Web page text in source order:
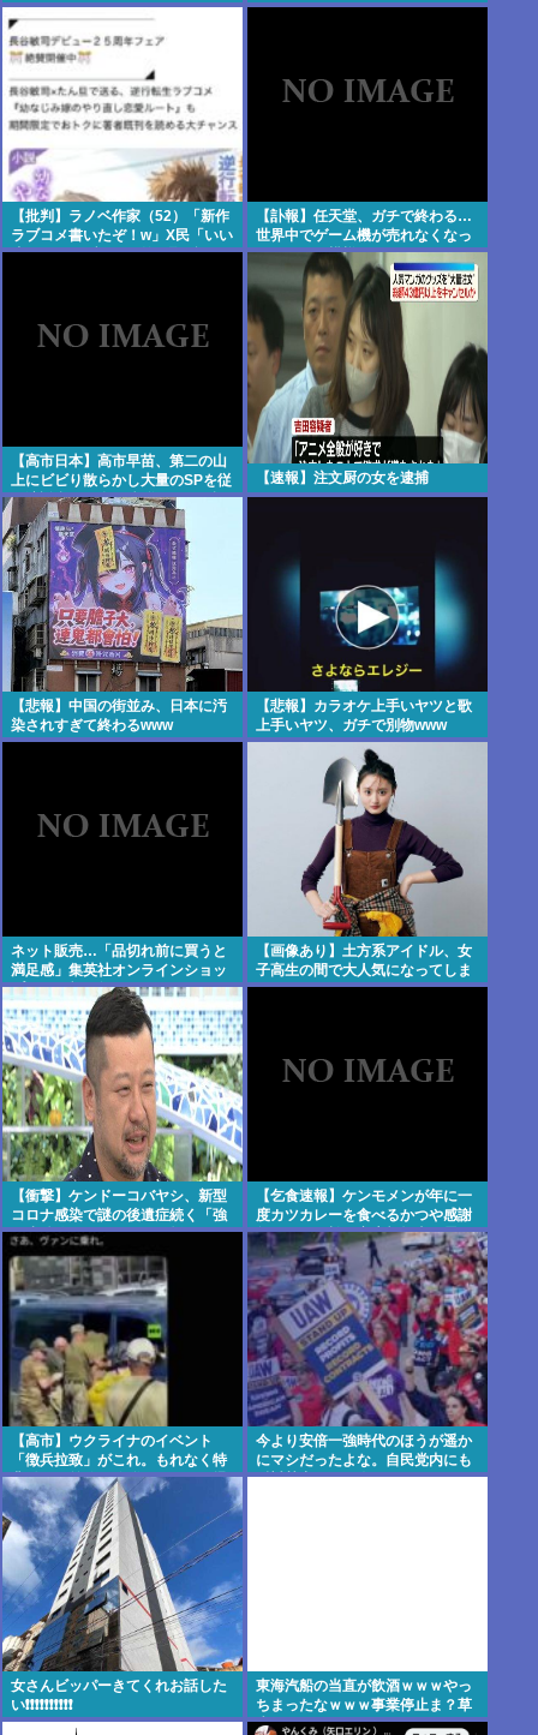
【批判】ラノベ作家（52）「新作
ラブコメ書いたぞ！w」X民「いい
歳こいてラブコメ（笑）恥ずかし
【訃報】任天堂、ガチで終わる…
世界中でゲーム機が売れなくなっ
てしまった模様
【高市日本】高市早苗、第二の山
上にビビり散らかし大量のSPを従
え演説台にも全面防弾ガラスを設
置
【速報】注文厨の女を逮捕
【悲報】中国の街並み、日本に汚
染されすぎて終わるwww
【悲報】カラオケ上手いヤツと歌
上手いヤツ、ガチで別物www
ネット販売…「品切れ前に買うと
満足感」集英社オンラインショッ
プで“43億円分”キャンセルか
200超のメールアカウント使い大
量注文 32歳女を逮捕 [8/6]
【画像あり】土方系アイドル、女
子高生の間で大人気になってしま
うwww
【衝撃】ケンドーコバヤシ、新型
コロナ感染で謎の後遺症続く「強
い炭酸飲んだら、あばら折れそう
になる」
【乞食速報】ケンモメンが年に一
度カツカレーを食べるかつや感謝
祭キター！松の家広報担当も震え
てそうw
【高市】ウクライナのイベント
「徴兵拉致」がこれ。もれなく特
典付きで前線で銃弾orドローン爆
弾のプレゼントが貰える！
今より安倍一強時代のほうが遥か
にマシだったよな。自民党内にも
反対勢力はいて会見はちゃんとや
女さんビッパーきてくれお話した
い❗❗❗❗❗❗❗❗❗❗
東海汽船の当直が飲酒ｗｗｗやっ
ちまったなｗｗｗ事業停止ま？草
生えるｗｗ